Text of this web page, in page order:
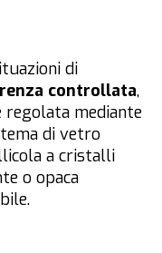
di
controllata,
regolata mediante
di vetro
a cristalli
o opaca